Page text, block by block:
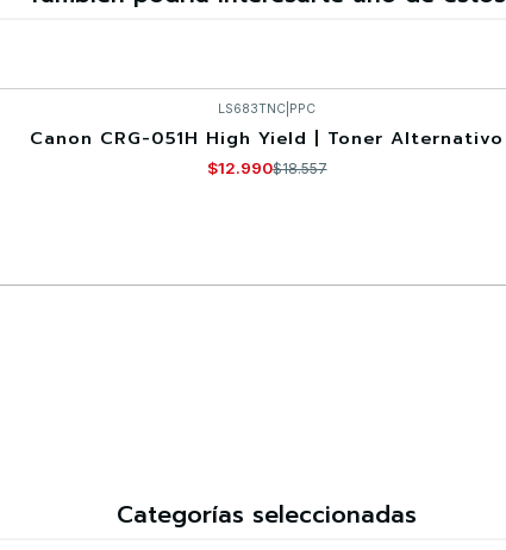
LS683TNC PPC
Canon CRG-051H High Yield | Toner Alternativo
$12.990$18.557
Categorías seleccionadas